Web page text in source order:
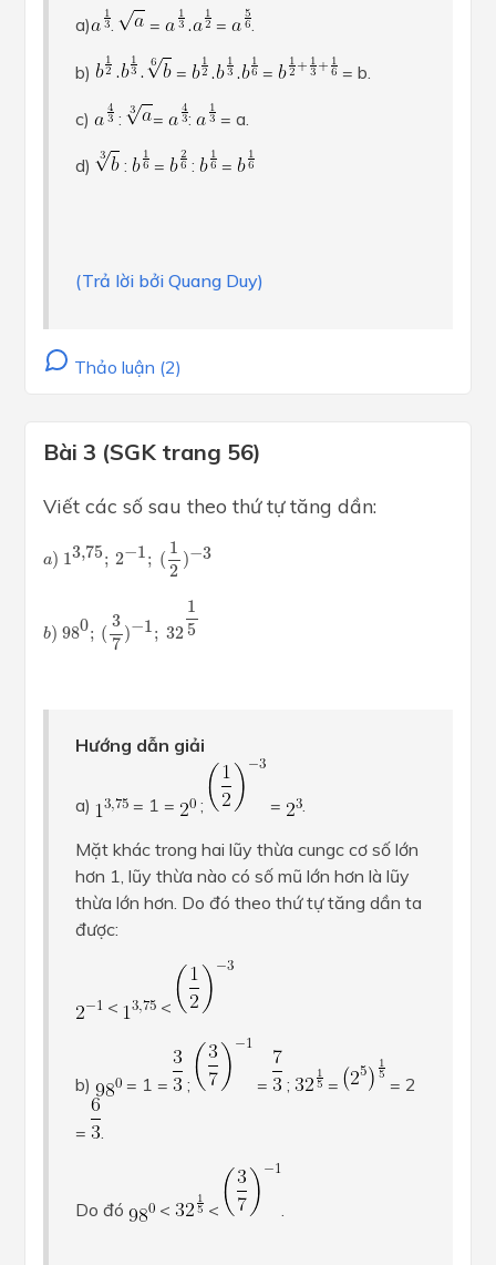
a) = =
b) = = = b.
c) : = : = a.
d) : = : =
(Trả lời bởi Quang Duy)
Thảo luận (2)
Bài 3 (SGK trang 56)
Viết các số sau theo thứ tự tăng dần:
a) 13,75; 2−1; (
1
2
)−3
3 ,75 1 1
b) 980; (
3
7
)−1; 32
1
5
321
Hướng dẫn giải
a) = 1 = ; =
.
Mặt khác trong hai lũy thừa cungc cơ số lớn
hơn 1, lũy thừa nào có số mũ lớn hơn là lũy
thừa lớn hơn. Do đó theo thứ tự tăng dần ta
được:
< <
b) = 1 = ; = ; = = 2
= .
Do đó < < .